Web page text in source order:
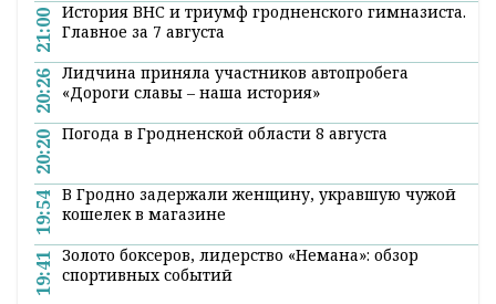
21:00 История ВНС и триумф гродненского гимназиста.
Главное за 7 августа
20:26 Лидчина приняла участников автопробега
«Дороги славы – наша история»
20:20 Погода в Гродненской области 8 августа
19:54 В Гродно задержали женщину, укравшую чужой
кошелек в магазине
19:41 Золото боксеров, лидерство «Немана»: обзор
спортивных событий